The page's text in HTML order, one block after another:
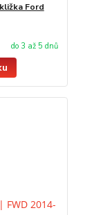
Ford
do 3 až 5 dnů